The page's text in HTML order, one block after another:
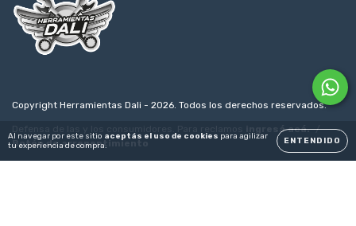
Al navegar por este sitio aceptás el uso de cookies para agilizar
tu experiencia de compra.
ENTENDIDO
Copyright Herramientas Dali - 2026. Todos los derechos reservados.
ingresá acá. /
Botón de arrepentimiento